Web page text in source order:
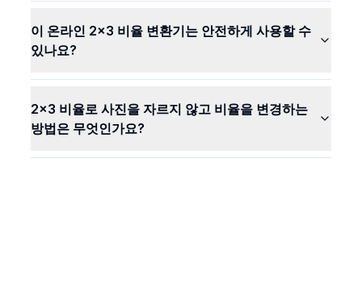
이 온라인 2x3 비율 변환기는 안전하게 사용할 수
있나요?
2x3 비율로 사진을 자르지 않고 비율을 변경하는
방법은 무엇인가요?